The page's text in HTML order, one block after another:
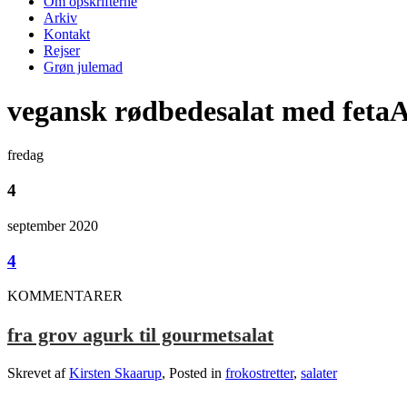
Arkiv
Kontakt
Rejser
Grøn julemad
vegansk rødbedesalat med
fredag
4
september 2020
4
KOMMENTARER
fra grov agurk til gourmetsalat
Skrevet afKirsten Skaarup, Posted in frokostretter, salater